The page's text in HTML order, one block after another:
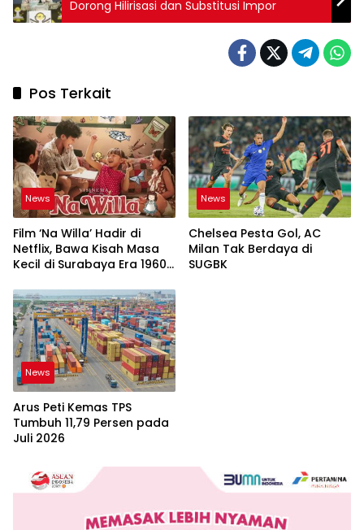
Dorong Hilirisasi dan Substitusi Impor
Pos Terkait
News
Film ‘Na Willa’ Hadir di
Netflix, Bawa Kisah Masa
Kecil di Surabaya Era 1960-
News
Chelsea Pesta Gol, AC
Milan Tak Berdaya di
SUGBK
News
Arus Peti Kemas TPS
Tumbuh 11,79 Persen pada
Juli 2026